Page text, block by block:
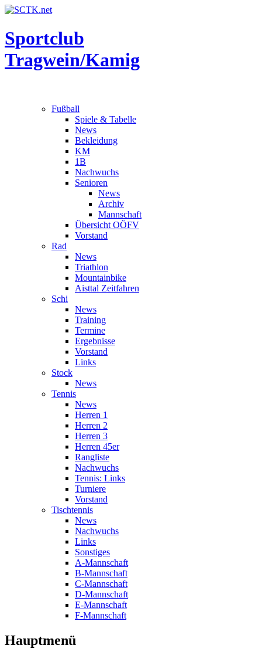
Sportclub
Tragwein/Kamig
Fußball
Spiele & Tabelle
News
Bekleidung
KM
1B
Nachwuchs
Senioren
News
Archiv
Mannschaft
Übersicht OÖFV
Vorstand
Rad
News
Triathlon
Mountainbike
Aisttal Zeitfahren
Schi
News
Training
Termine
Ergebnisse
Vorstand
Links
Stock
News
Tennis
News
Herren 1
Herren 2
Herren 3
Herren 45er
Rangliste
Nachwuchs
Tennis: Links
Turniere
Vorstand
Tischtennis
News
Nachwuchs
Links
Sonstiges
A-Mannschaft
B-Mannschaft
C-Mannschaft
D-Mannschaft
E-Mannschaft
F-Mannschaft
Hauptmenü